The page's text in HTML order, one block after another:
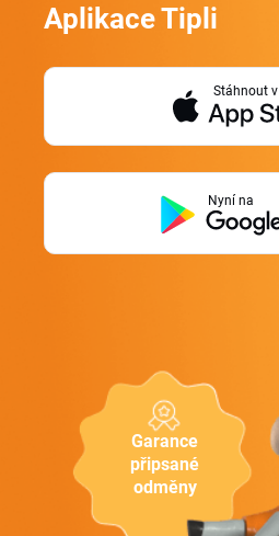
Garance
připsané
odměny
Aplikace Tipli
Stáhnout v
Nyní na